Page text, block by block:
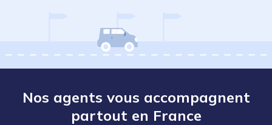
Nos agents vous accompagnent
partout en France